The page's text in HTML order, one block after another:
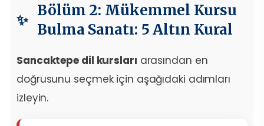
Bölüm 2: Mükemmel Kursu
Bulma Sanatı: 5 Altın Kural
Sancaktepe dil kursları arasından en
doğrusunu seçmek için aşağıdaki adımları
izleyin.